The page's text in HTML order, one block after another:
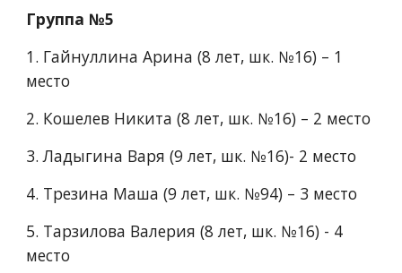
Группа №5
1.​ Гайнуллина Арина (8 лет, шк. №16) – 1
место
2.​ Кошелев Никита (8 лет, шк. №16) – 2 место
3.​ Ладыгина Варя (9 лет, шк. №16)- 2 место
4.​ Трезина Маша (9 лет, шк. №94) – 3 место
5.​ Тарзилова Валерия (8 лет, шк. №16) - 4
место